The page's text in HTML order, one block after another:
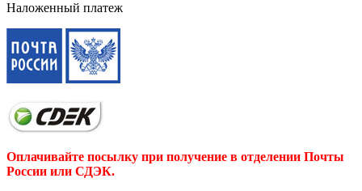
Наложенный платеж
Оплачивайте посылку при получение в отделении Почты
России или СДЭК.